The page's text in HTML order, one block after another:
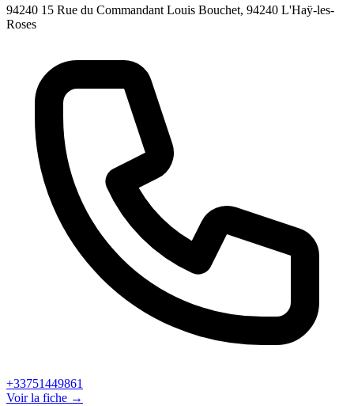
94240 15 Rue du Commandant Louis Bouchet, 94240 L'Haÿ-les-
Roses
+33751449861
Voir la fiche →